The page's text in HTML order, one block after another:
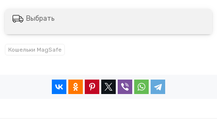
Выбрать
Кошельки MagSafe